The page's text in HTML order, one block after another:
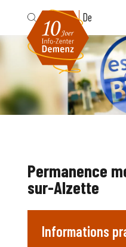
Fr De
Permanence
sur-Alzette
Informations